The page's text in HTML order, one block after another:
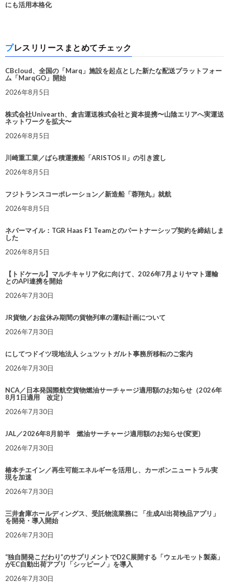
にも活用本格化
プレスリリースまとめてチェック
CBcloud、全国の「Marq」施設を起点とした新たな配送プラットフォー
ム「MarqGO」開始
2026年8月5日
株式会社Univearth、倉吉運送株式会社と資本提携〜山陰エリアへ実運送
ネットワークを拡大〜
2026年8月5日
川崎重工業／ばら積運搬船「ARISTOS II」の引き渡し
2026年8月5日
フジトランスコーポレーション／新造船「蓉翔丸」就航
2026年8月5日
ネバーマイル：TGR Haas F1 Teamとのパートナーシップ契約を締結しま
した
2026年8月5日
【トドケール】マルチキャリア化に向けて、2026年7月よりヤマト運輸
とのAPI連携を開始
2026年7月30日
JR貨物／お盆休み期間の貨物列車の運転計画について
2026年7月30日
にしてつドイツ現地法人 シュツットガルト事務所移転のご案内
2026年7月30日
NCA／日本発国際航空貨物燃油サーチャージ適用額のお知らせ（2026年
8月1日適用 改定）
2026年7月30日
JAL／2026年8月前半 燃油サーチャージ適用額のお知らせ(変更)
2026年7月30日
椿本チエイン／再生可能エネルギーを活用し、カーボンニュートラル実
現を加速
2026年7月30日
三井倉庫ホールディングス、受託物流業務に 「生成AI出荷検品アプリ」
を開発・導入開始
2026年7月30日
“独自開発こだわり”のサプリメントでD2C展開する「ウェルモット製薬」
がEC自動出荷アプリ「シッピーノ」を導入
2026年7月30日